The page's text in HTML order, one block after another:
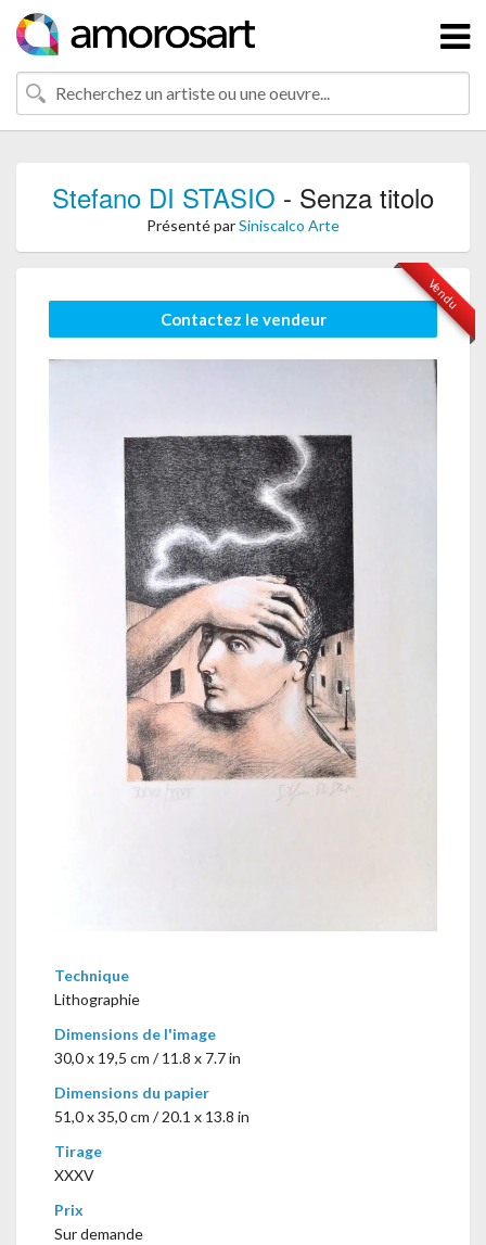
Stefano DI STASIO - Senza titolo
Présenté parSiniscalco Arte
Vendu
Contactez le vendeur
Technique
Lithographie
Dimensions de l'image
30,0 x 19,5 cm / 11.8 x 7.7 in
Dimensions du papier
51,0 x 35,0 cm / 20.1 x 13.8 in
Tirage
XXXV
Prix
Sur demande